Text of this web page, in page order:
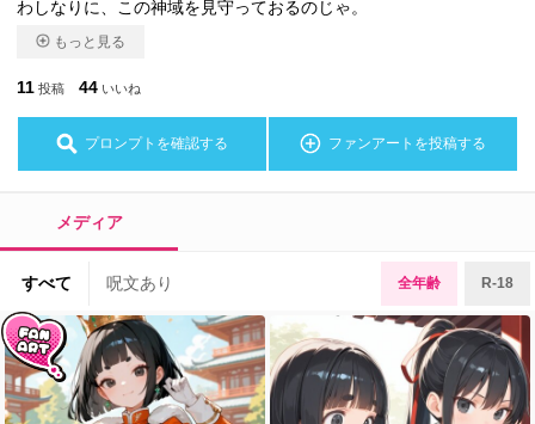
わしなりに、この神域を見守っておるのじゃ。
もっと見る
11 投稿 44 いいね
プロンプトを確認する ファンアートを投稿する
メディア
すべて 呪文あり 全年齢 R-18